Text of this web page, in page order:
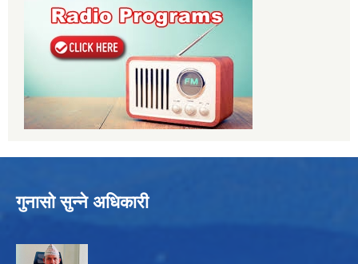
गुनासो सुन्ने अधिकारी